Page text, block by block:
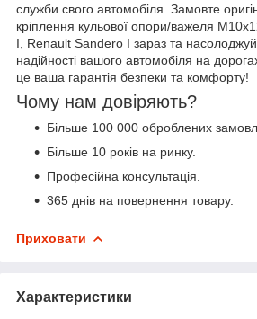
служби свого автомобіля. Замовте
кріплення кульової опори/важеля
I, Renault Sandero I зараз та
надійності вашого автомобіля на
це ваша гарантія безпеки та комфорту!
Чому нам довіряють?
Більше 100 000 оброблених
Більше 10 років на ринку.
Професійна консультація.
365 днів на повернення товару.
Приховати
Характеристики